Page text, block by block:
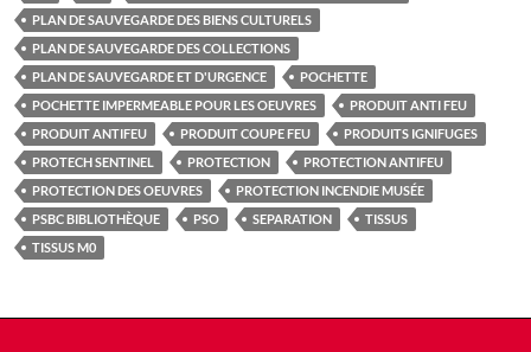
PLAN DE SAUVEGARDE DES BIENS CULTURELS
PLAN DE SAUVEGARDE DES COLLECTIONS
PLAN DE SAUVEGARDE ET D'URGENCE
POCHETTE
POCHETTE IMPERMEABLE POUR LES OEUVRES
PRODUIT ANTI FEU
PRODUIT ANTIFEU
PRODUIT COUPE FEU
PRODUITS IGNIFUGES
PROTECH SENTINEL
PROTECTION
PROTECTION ANTIFEU
PROTECTION DES OEUVRES
PROTECTION INCENDIE MUSÉE
PSBC BIBLIOTHÈQUE
PSO SEPARATION
TISSUS
TISSUS M0